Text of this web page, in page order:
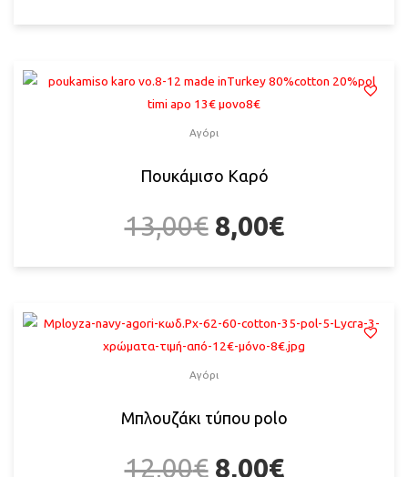
Αγόρι
Πουκάμισο Καρό
13,00€ 8,00€
Αγόρι
Μπλουζάκι τύπου polo
12,00€ 8,00€